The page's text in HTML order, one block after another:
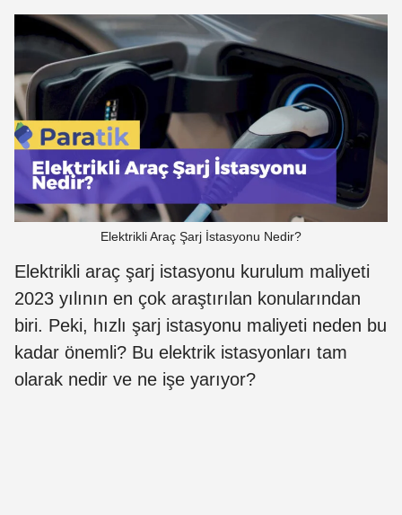
Elektrikli Araç Şarj İstasyonu Nedir?
Elektrikli araç şarj istasyonu kurulum maliyeti
2023 yılının en çok araştırılan konularından
biri. Peki, hızlı şarj istasyonu maliyeti neden bu
kadar önemli? Bu elektrik istasyonları tam
olarak nedir ve ne işe yarıyor?